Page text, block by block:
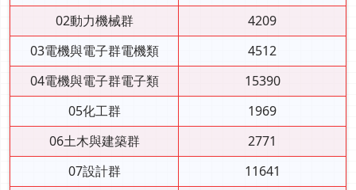
02動力機械群
4209
03電機與電子群電機類
4512
04電機與電子群電子類
15390
05化工群
1969
06土木與建築群
2771
07設計群
11641